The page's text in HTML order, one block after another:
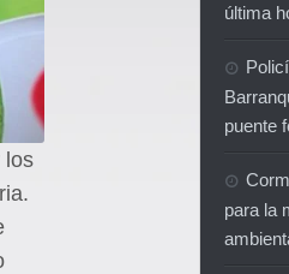
los
última
puente
para la